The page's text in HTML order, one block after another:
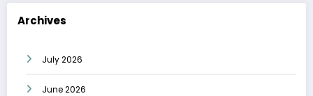
Archives
July 2026
June 2026